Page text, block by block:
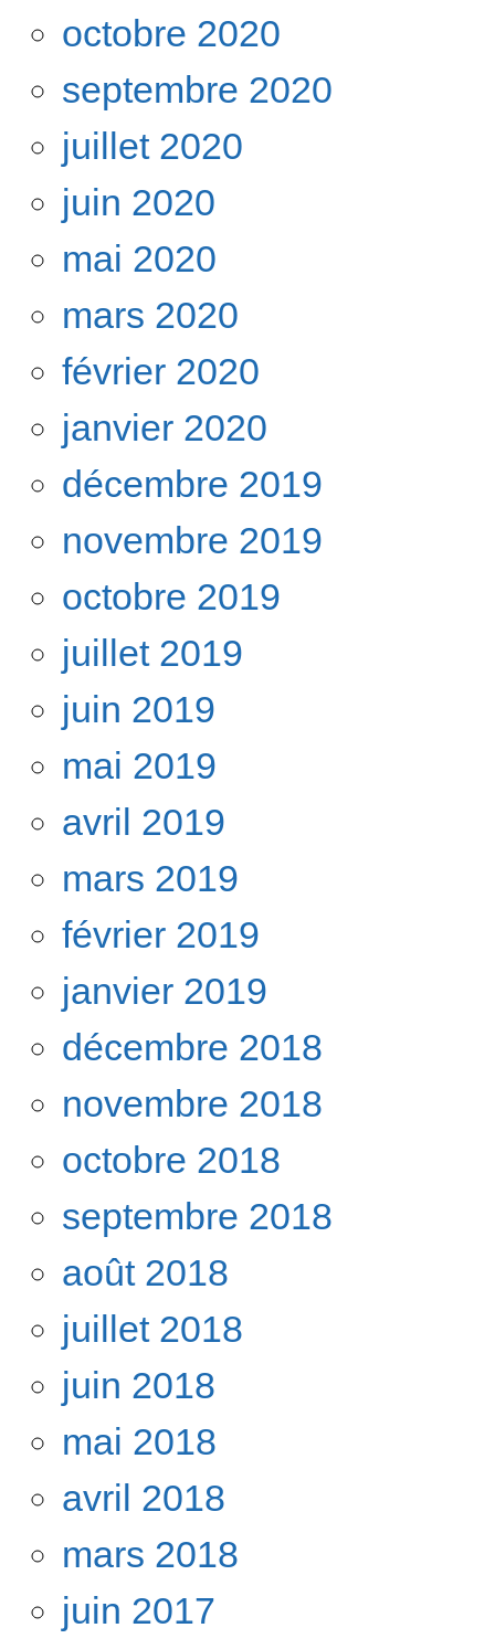
octobre 2020
septembre 2020
juillet 2020
juin 2020
mai 2020
mars 2020
février 2020
janvier 2020
décembre 2019
novembre 2019
octobre 2019
juillet 2019
juin 2019
mai 2019
avril 2019
mars 2019
février 2019
janvier 2019
décembre 2018
novembre 2018
octobre 2018
septembre 2018
août 2018
juillet 2018
juin 2018
mai 2018
avril 2018
mars 2018
juin 2017